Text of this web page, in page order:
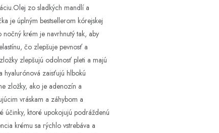
zo sladkých mandlí a
je úplným bestsellerom kórejskej
krém je navrhnutý tak, aby
čo zlepšuje pevnosť a
zlepšujú odolnosť pleti a majú
hyalurónová zaisťujú hlbokú
zložky, ako je adenozín a
vráskam a záhybom a
účinky, ktoré upokojujú podráždenú
krému sa rýchlo vstrebáva a